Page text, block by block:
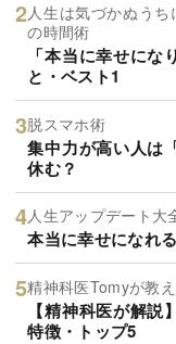
人生は気づかぬう
の時間術
「本当に幸せに
と・ベスト1
脱スマホ術
集中力が高い人は
休む？
人生アップデート大
本当に幸せになれ
精神科医Tomyが教
【精神科医が解
特徴・トップ5